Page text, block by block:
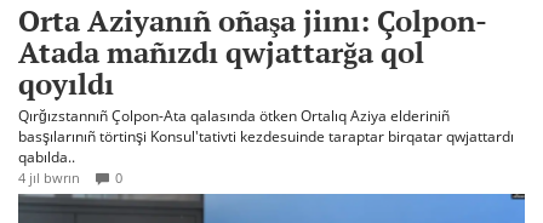
Orta Aziyanıñ oñaşa jiını: Çolpon-
Atada mañızdı qwjattarğa qol
qoyıldı
Qırğızstannıñ Çolpon-Ata qalasında ötken Ortalıq Aziya elderiniñ
basşılarınıñ törtinşi Konsul'tativti kezdesuinde taraptar birqatar qwjattardı
qabılda..
4 jıl bwrın 0